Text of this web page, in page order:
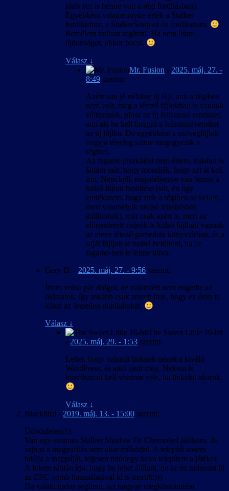
szövegkészlet csak úgy lesz egységes, ha új
játékot indítunk, és nem váltunk nyelvet
közben.
játék (ez is benne volt a régi fordításban).
Egyébként valamennyire értek a Stalker
fordításhoz, a StalkerSoup-ot én fordítottam.
Remélem tudtam segíteni. Ha nem írtam
újdonságot, akkor bocsi.
Válasz ↓
Mr. Fusion - 2025. máj. 27. -
8:49 szerint:
Azért van jó néhány új fájl, ami a régiben
nem volt, meg a létező fájlokban is vannak
változások, plusz az új feliratozó rendszer,
ami alá be kell faragni a feliratszövegeket
az új fájlba. De egyébként a szövegfájlok
nagyja tényleg szinte megegyezik a
régivel.
Az fsgame piszkálást nem értem, máshol is
láttam már, hogy mondják, hogy azt át kell
írni. Nem kell, engedélyezve van benne a
külső fájlok betöltése (sőt, én úgy
emlékszem, hogy már a régiben se kellett,
mert valamelyik utolsó frissítésben
átállították), már csak azért is, mert az
előrenderelt videók is külső fájlban vannak
az eleve létező gamedata könyvtárban, és a
saját fájljait se tudná betölteni, ha az
fsgame-ben le lenne tiltva.
Gery D. - 2025. máj. 27. - 9:56 szerint:
Írtam volna pár dolgot, de valamiért nem engedte az
oldalatok, így inkább csak annyit írok, hogy ez úton is
köszi az önzetlen munkátokat.
Válasz ↓
The Sweet Little 16-bit
- 2025. máj. 29. - 1:53 szerint:
Lehet, hogy valamit linknek nézett a kiváló
WordPress, és attól ijedt meg. Nekem is
közelharcot kell vívnom vele, ha linkelni akarok.
Válasz ↓
Blackbird - 2019. máj. 13. - 15:00 szerint:
Üdvözletem!:)
Van egy steames Stalker Shadow Of Chernobyl játékom, de
sajnos a magyarítás nem akar működni. A telepítő sosem
találja a mappáját, teljesen mindegy hova telepítem a játékot.
A fekete táblán írja, hogy be lehet állítani, de az én tudásom itt
az ESC gomb használatával ki is merült:)))
Ha valaki tudna segíteni, azt nagyon megköszönném.